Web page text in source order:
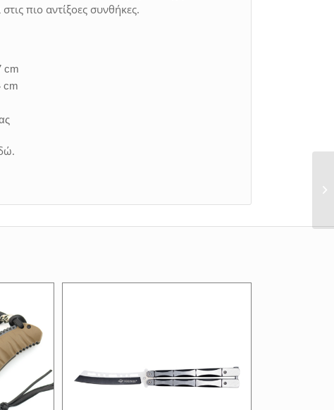
πιο αντίξοες συνθήκες.
cm
cm